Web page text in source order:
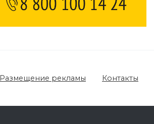
Размещение рекламы Контакты